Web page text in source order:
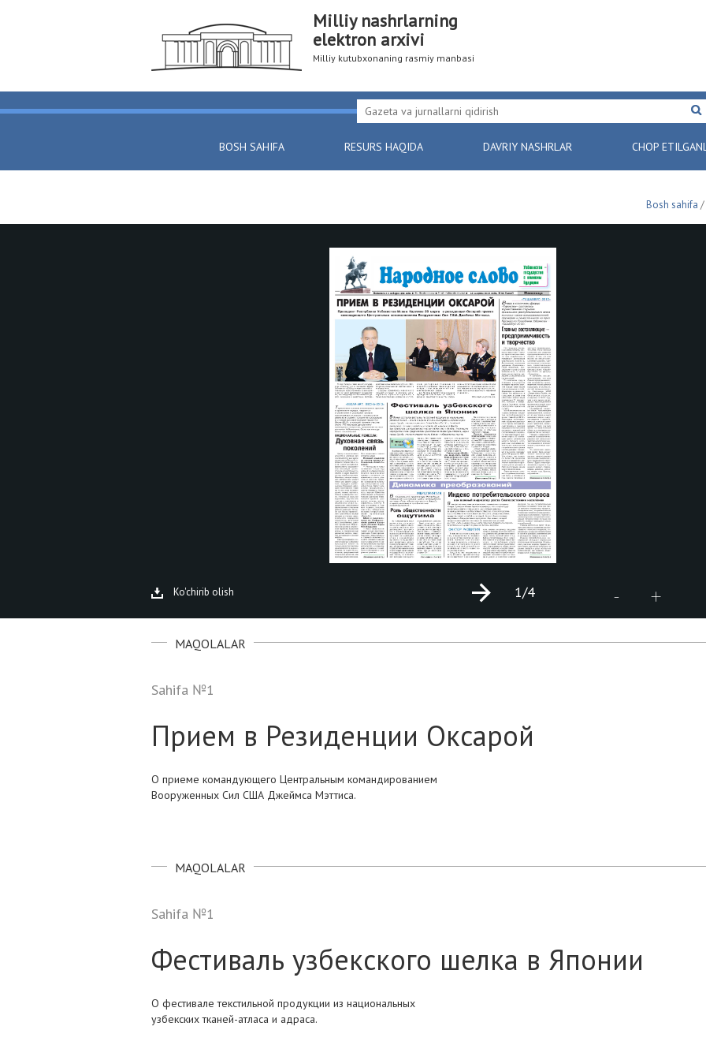
Milliy nashrlarning
elektron arxivi
Milliy kutubxonaning rasmiy manbasi
BOSH SAHIFA RESURS HAQIDA DAVRIY NASHRLAR CHOP
Bosh sahifa /
Ko'chirib olish - +
1/4
MAQOLALAR
Sahifa №1
Прием в Резиденции Оксарой
О приеме командующего Центральным командированием
Вооруженных Сил США Джеймса Мэттиса.
MAQOLALAR
Sahifa №1
Фестиваль узбекского шелка в Японии
О фестивале текстильной продукции из национальных
узбекских тканей-атласа и адраса.